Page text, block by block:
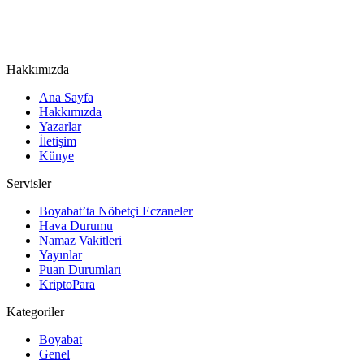
Hakkımızda
Ana Sayfa
Hakkımızda
Yazarlar
İletişim
Künye
Servisler
Boyabat’ta Nöbetçi Eczaneler
Hava Durumu
Namaz Vakitleri
Yayınlar
Puan Durumları
KriptoPara
Kategoriler
Boyabat
Genel